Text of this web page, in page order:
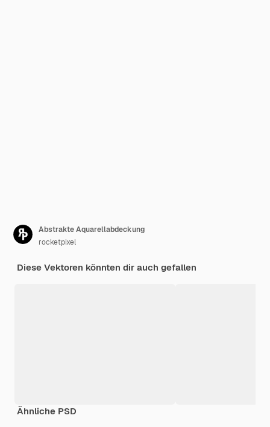
Abstrakte Aquarellabdeckung
rocketpixel
Diese Vektoren könnten dir auch gefallen
Ähnliche PSD